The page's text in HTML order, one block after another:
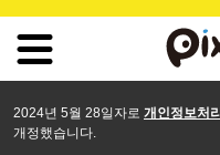
2024년 5월 28일자로 개인정보처
개정했습니다.